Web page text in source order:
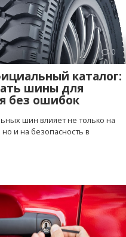
0
каталог:
шины для
без ошибок
шин влияет не только на
и на безопасность в